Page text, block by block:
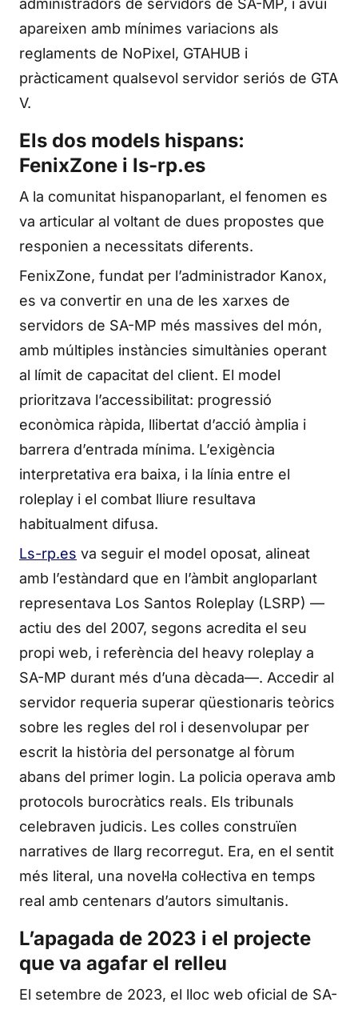
administradors de servidors de SA-MP, i avui
apareixen amb mínimes variacions als
reglaments de NoPixel, GTAHUB i
pràcticament qualsevol servidor seriós de GTA
V.
Els dos models hispans:
FenixZone i ls-rp.es
A la comunitat hispanoparlant, el fenomen es
va articular al voltant de dues propostes que
responien a necessitats diferents.
FenixZone, fundat per l’administrador Kanox,
es va convertir en una de les xarxes de
servidors de SA-MP més massives del món,
amb múltiples instàncies simultànies operant
al límit de capacitat del client. El model
prioritzava l’accessibilitat: progressió
econòmica ràpida, llibertat d’acció àmplia i
barrera d’entrada mínima. L’exigència
interpretativa era baixa, i la línia entre el
roleplay i el combat lliure resultava
habitualment difusa.
Ls-rp.es va seguir el model oposat, alineat
amb l’estàndard que en l’àmbit angloparlant
representava Los Santos Roleplay (LSRP) —
actiu des del 2007, segons acredita el seu
propi web, i referència del heavy roleplay a
SA-MP durant més d’una dècada—. Accedir al
servidor requeria superar qüestionaris teòrics
sobre les regles del rol i desenvolupar per
escrit la història del personatge al fòrum
abans del primer login. La policia operava amb
protocols burocràtics reals. Els tribunals
celebraven judicis. Les colles construïen
narratives de llarg recorregut. Era, en el sentit
més literal, una novel·la col·lectiva en temps
real amb centenars d’autors simultanis.
L’apagada de 2023 i el projecte
que va agafar el relleu
El setembre de 2023, el lloc web oficial de SA-